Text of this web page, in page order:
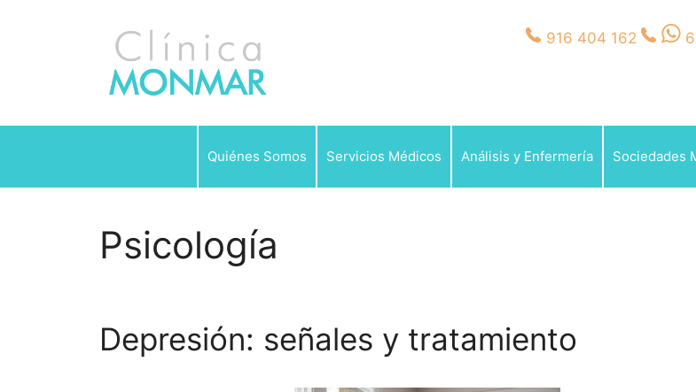
916 404 162
Quiénes Somos Servicios Médicos Análisis y Enfermería Sociedades
Psicología
Depresión: señales y tratamiento